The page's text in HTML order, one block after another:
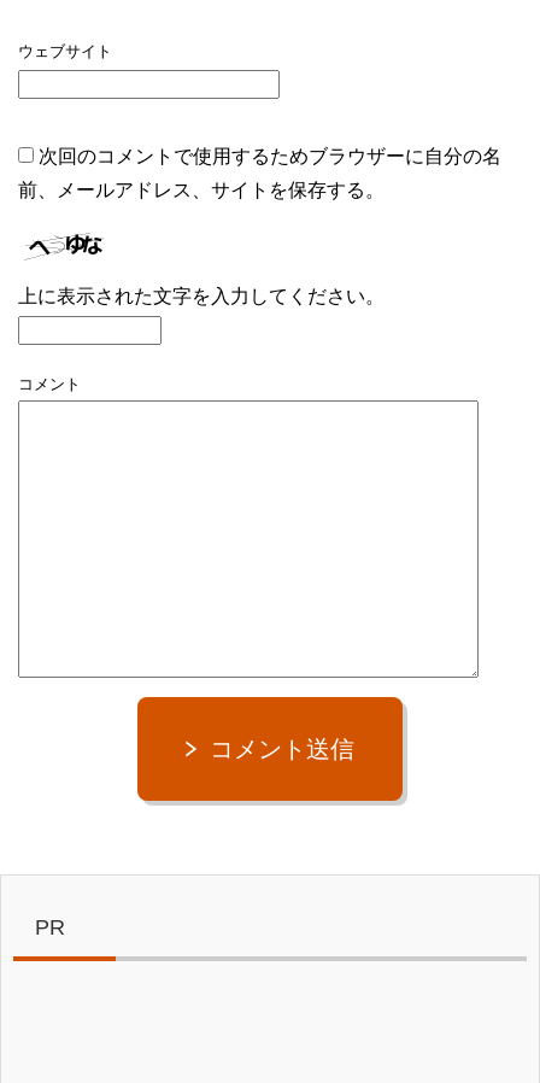
ウェブサイト
次回のコメントで使用するためブラウザーに自分の名
前、メールアドレス、サイトを保存する。
上に表示された文字を入力してください。
コメント
コメント送信
PR